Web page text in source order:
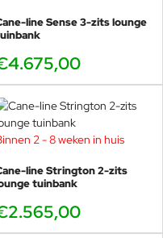
line Sense 3-zits lounge
2 - 8 weken in huis
line Strington 2-zits
tuinbank